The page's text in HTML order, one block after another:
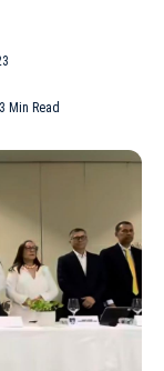
3 Min Read